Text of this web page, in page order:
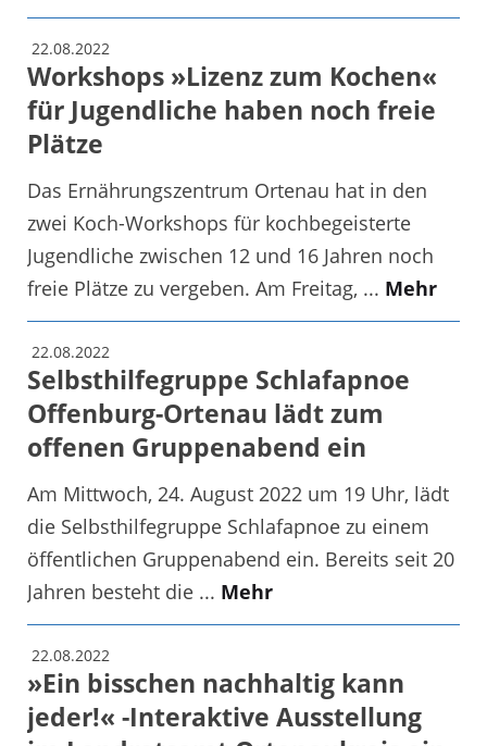
22.08.2022
Workshops »Lizenz zum Kochen«
für Jugendliche haben noch freie
Plätze
Das Ernährungszentrum Ortenau hat in den
zwei Koch-Workshops für kochbegeisterte
Jugendliche zwischen 12 und 16 Jahren noch
freie Plätze zu vergeben. Am Freitag, ... Mehr
22.08.2022
Selbsthilfegruppe Schlafapnoe
Offenburg-Ortenau lädt zum
offenen Gruppenabend ein
Am Mittwoch, 24. August 2022 um 19 Uhr, lädt
die Selbsthilfegruppe Schlafapnoe zu einem
öffentlichen Gruppenabend ein. Bereits seit 20
Jahren besteht die ... Mehr
22.08.2022
»Ein bisschen nachhaltig kann
jeder!« -Interaktive Ausstellung